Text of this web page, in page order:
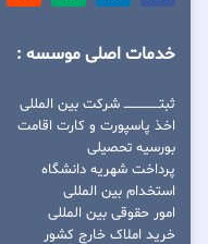
خدمات اصلی موسسه :
ثبتــــــــــــــــ شرکت بین المللی
اخذ پاسپورت و کارت اقامت
بورسیه تحصیلی
پرداخت شهریه دانشگاه
استخدام بین المللی
امور حقوقی بین المللی
خرید املاک خارج کشور